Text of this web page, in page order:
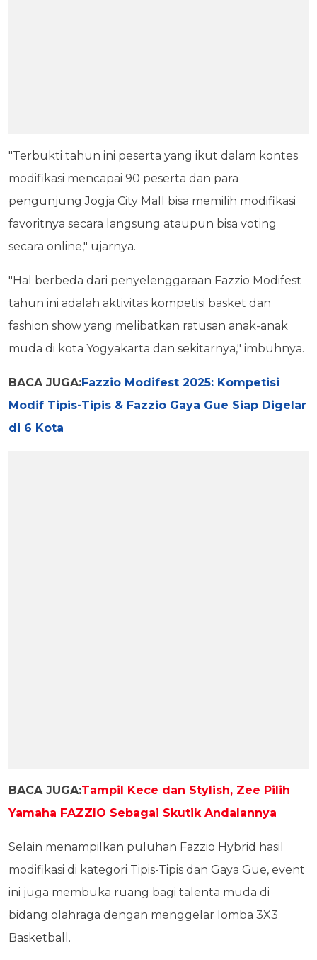
"Terbukti tahun ini peserta yang ikut dalam kontes
modifikasi mencapai 90 peserta dan para
pengunjung Jogja City Mall bisa memilih modifikasi
favoritnya secara langsung ataupun bisa voting
secara online," ujarnya.
"Hal berbeda dari penyelenggaraan Fazzio Modifest
tahun ini adalah aktivitas kompetisi basket dan
fashion show yang melibatkan ratusan anak-anak
muda di kota Yogyakarta dan sekitarnya," imbuhnya.
BACA JUGA:Fazzio Modifest 2025: Kompetisi
Modif Tipis-Tipis & Fazzio Gaya Gue Siap Digelar
di 6 Kota
BACA JUGA:Tampil Kece dan Stylish, Zee Pilih
Yamaha FAZZIO Sebagai Skutik Andalannya
Selain menampilkan puluhan Fazzio Hybrid hasil
modifikasi di kategori Tipis-Tipis dan Gaya Gue, event
ini juga membuka ruang bagi talenta muda di
bidang olahraga dengan menggelar lomba 3X3
Basketball.